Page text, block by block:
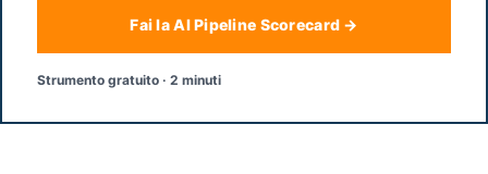
Fai la AI Pipeline Scorecard →
Strumento gratuito · 2 minuti